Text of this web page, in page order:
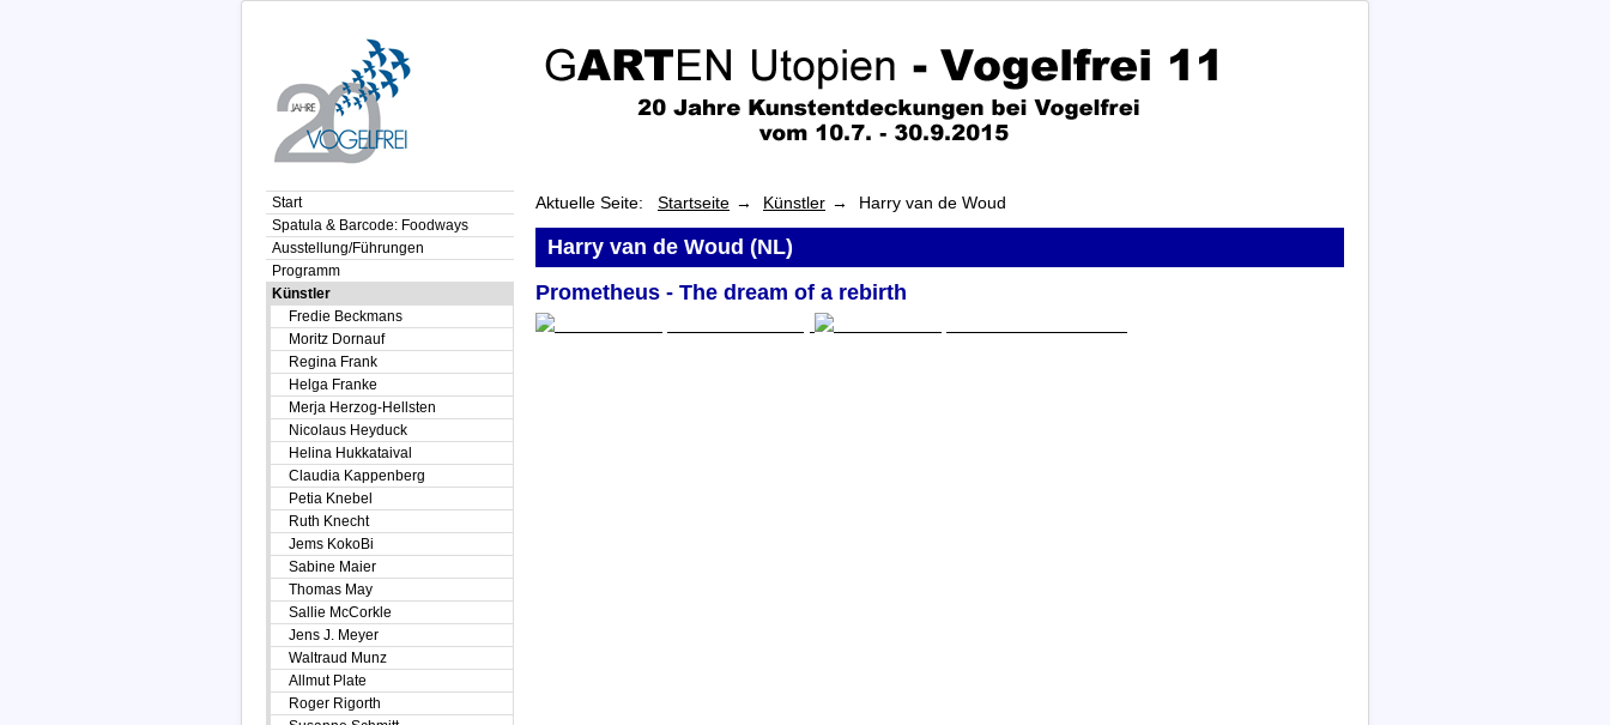
Start
Spatula & Barcode: Foodways
Ausstellung/Führungen
Programm
Künstler
Fredie Beckmans
Moritz Dornauf
Regina Frank
Helga Franke
Merja Herzog-Hellsten
Nicolaus Heyduck
Helina Hukkataival
Claudia Kappenberg
Petia Knebel
Ruth Knecht
Jems KokoBi
Sabine Maier
Thomas May
Sallie McCorkle
Jens J. Meyer
Waltraud Munz
Allmut Plate
Roger Rigorth
Aktuelle Seite: Startseite Künstler Harry van de Woud
Harry van de Woud (NL)
Prometheus - The dream of a rebirth